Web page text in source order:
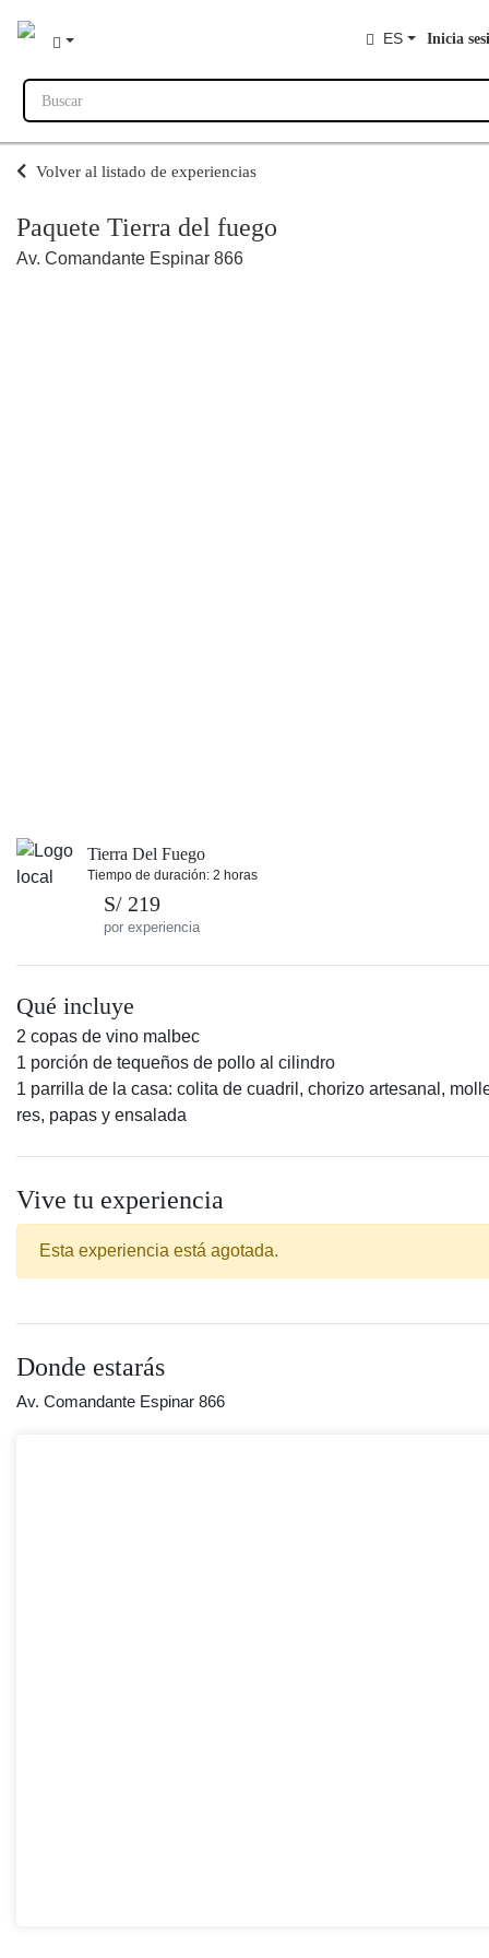
ES Inicia
Buscar
Volver al listado de experiencias
Paquete Tierra del fuego
Av. Comandante Espinar 866
Tierra Del Fuego
Tiempo de duración: 2 horas
S/ 219
por experiencia
Qué incluye
2 copas de vino malbec
1 porción de tequeños de pollo al cilindro
1 parrilla de la casa: colita de cuadril, chorizo artesanal,
res, papas y ensalada
Vive tu experiencia
Esta experiencia está agotada.
Donde estarás
Av. Comandante Espinar 866